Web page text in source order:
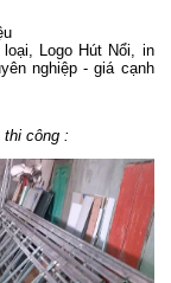
Logo Hút Nổi, in
nghiệp - giá cạnh
công :